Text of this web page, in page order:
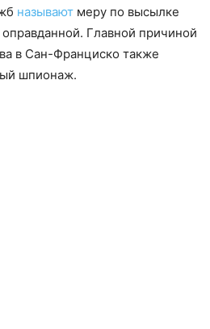
называют меру по высылке
Главной причиной
в Сан-Франциско также
шпионаж.